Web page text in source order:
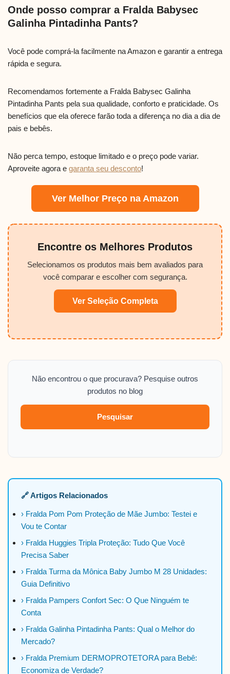
Onde posso comprar a Fralda Babysec
Galinha Pintadinha Pants?
Você pode comprá-la facilmente na Amazon e garantir a entrega
rápida e segura.
Recomendamos fortemente a Fralda Babysec Galinha
Pintadinha Pants pela sua qualidade, conforto e praticidade. Os
benefícios que ela oferece farão toda a diferença no dia a dia de
pais e bebês.
Não perca tempo, estoque limitado e o preço pode variar.
Aproveite agora e garanta seu desconto!
Ver Melhor Preço na Amazon
Encontre os Melhores Produtos
Selecionamos os produtos mais bem avaliados para
você comparar e escolher com segurança.
Ver Seleção Completa
Não encontrou o que procurava? Pesquise outros
produtos no blog
Pesquisar
🔗 Artigos Relacionados
› Fralda Pom Pom Proteção de Mãe Jumbo: Testei e
Vou te Contar
› Fralda Huggies Tripla Proteção: Tudo Que Você
Precisa Saber
› Fralda Turma da Mônica Baby Jumbo M 28 Unidades:
Guia Definitivo
› Fralda Pampers Confort Sec: O Que Ninguém te
Conta
› Fralda Galinha Pintadinha Pants: Qual o Melhor do
Mercado?
› Fralda Premium DERMOPROTETORA para Bebê:
Economiza de Verdade?